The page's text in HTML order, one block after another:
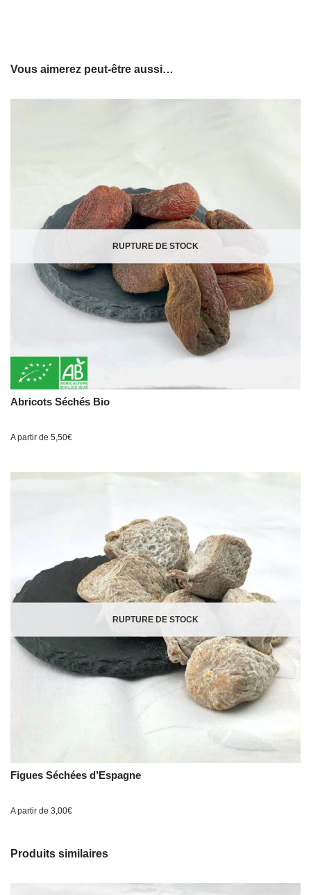
Vous aimerez peut-être aussi…
RUPTURE DE STOCK
Abricots Séchés Bio
A partir de 5,50€
RUPTURE DE STOCK
Figues Séchées d’Espagne
A partir de 3,00€
Produits similaires